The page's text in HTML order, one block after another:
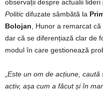
observații despre actualii
Politic difuzate sâmbătă la
Bolojan , Hunor a remarcat că
dar că se diferențiază clar de
modul în care gestionează
Este un om de acțiune, caută
activ, așa cum a făcut și în